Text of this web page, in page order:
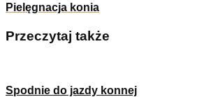
Pielęgnacja konia
Przeczytaj także
Spodnie do jazdy konnej